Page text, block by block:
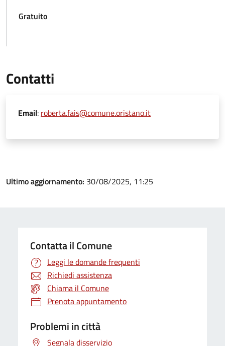
Gratuito
Contatti
Email: roberta.fais@comune.oristano.it
Ultimo aggiornamento: 30/08/2025, 11:25
Contatta il Comune
Leggi le domande frequenti
Richiedi assistenza
Chiama il Comune
Prenota appuntamento
Problemi in città
Segnala disservizio